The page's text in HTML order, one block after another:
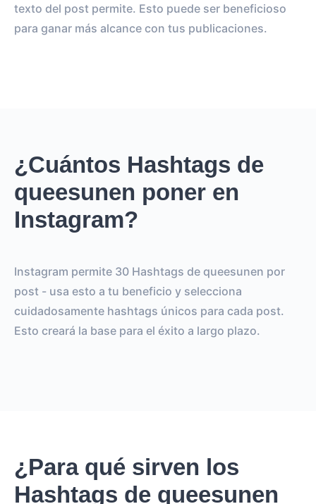
texto del post permite. Esto puede ser beneficioso
para ganar más alcance con tus publicaciones.
¿Cuántos Hashtags de
queesunen poner en
Instagram?
Instagram permite 30 Hashtags de queesunen por
post - usa esto a tu beneficio y selecciona
cuidadosamente hashtags únicos para cada post.
Esto creará la base para el éxito a largo plazo.
¿Para qué sirven los
Hashtags de queesunen